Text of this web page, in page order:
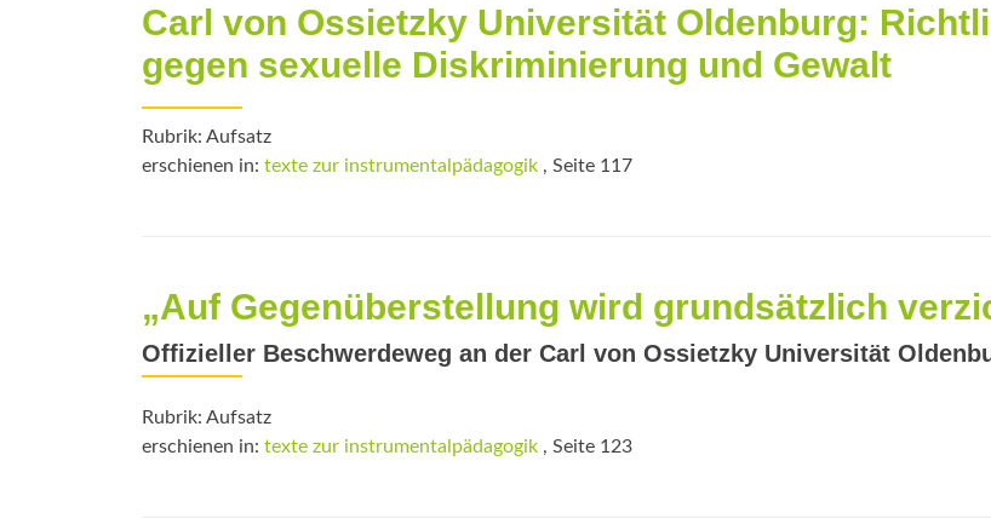
Carl von Ossietzky Universität Oldenburg:
gegen sexuelle Diskriminierung und Gewalt
Rubrik: Aufsatz
erschienen in: texte zur instrumentalpädagogik , Seite 117
„Auf Gegenüberstellung wird grundsätzlich
Offizieller Beschwerdeweg an der Carl von Ossietzky Universität
Rubrik: Aufsatz
erschienen in: texte zur instrumentalpädagogik , Seite 123